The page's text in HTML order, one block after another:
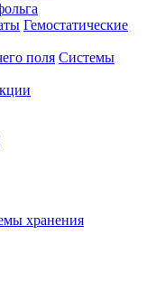
Гемостатические
Системы
хранения